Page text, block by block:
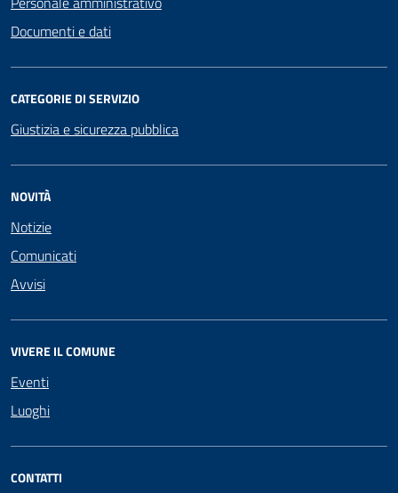
Documenti e dati
CATEGORIE DI SERVIZIO
Giustizia e sicurezza pubblica
NOVITÀ
Notizie
Comunicati
Avvisi
VIVERE IL COMUNE
Eventi
Luoghi
CONTATTI